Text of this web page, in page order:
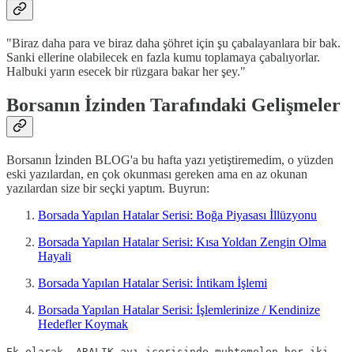
"Biraz daha para ve biraz daha şöhret için şu çabalayanlara bir bak.
Sanki ellerine olabilecek en fazla kumu toplamaya çabalıyorlar.
Halbuki yarın esecek bir rüzgara bakar her şey."
Borsanın İzinden Tarafındaki Gelişmeler
Borsanın İzinden BLOG'a bu hafta yazı yetiştiremedim, o yüzden
eski yazılardan, en çok okunması gereken ama en az okunan
yazılardan size bir seçki yaptım. Buyrun:
Borsada Yapılan Hatalar Serisi: Boğa Piyasası İllüzyonu
Borsada Yapılan Hatalar Serisi: Kısa Yoldan Zengin Olma
Hayali
Borsada Yapılan Hatalar Serisi: İntikam İşlemi
Borsada Yapılan Hatalar Serisi: İşlemlerinize / Kendinize
Hedefler Koymak